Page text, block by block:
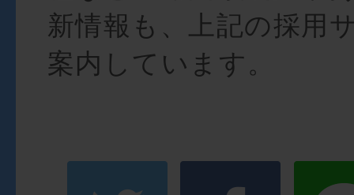
新情報も、上記の採用
案内しています。